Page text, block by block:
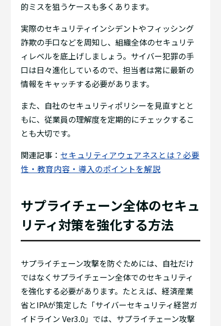
的ミスを狙うケースも多くあります。
実際のセキュリティインシデントやフィッシング
詐欺の手口などを周知し、組織全体のセキュリテ
ィレベルを底上げしましょう。サイバー犯罪の手
口は日々進化しているので、担当者は常に最新の
情報をキャッチする必要があります。
また、自社のセキュリティポリシーを見直すとと
もに、従業員の理解度を定期的にチェックするこ
とも大切です。
関連記事： セキュリティアウェアネスとは？必要
性・教育内容・導入のポイントを解説
サプライチェーン全体のセキュ
リティ対策を強化する方法
サプライチェーン攻撃を防ぐためには、自社だけ
ではなくサプライチェーン全体でのセキュリティ
を強化する必要があります。たとえば、経済産業
省とIPAが策定した「サイバーセキュリティ経営ガ
イドライン Ver3.0」では、サプライチェーン攻撃